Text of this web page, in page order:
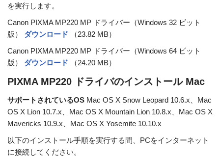
を実行します。
Canon PIXMA MP220 MP ドライバー（Windows 32 ビット
版） ダウンロード
（23.82 MB）
Canon PIXMA MP220 MP ドライバー（Windows 64 ビット
版） ダウンロード （24.20 MB）
PIXMA MP220 ドライバのインストール Mac
サポートされているOS Mac OS X Snow Leopard 10.6.x、Mac
OS X Lion 10.7.x、Mac OS X Mountain Lion 10.8.x、Mac OS X
Mavericks 10.9.x、Mac OS X Yosemite 10.10.x
以下のインストール手順を実行する間、PCをインターネット
に接続してください。